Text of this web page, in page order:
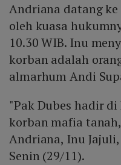
Andriana datang
oleh kuasa
10.30 WIB. Inu
korban adalah
almarhum Andi
"Pak Dubes hadir
korban mafia
Andriana, Inu
Senin (29/11).